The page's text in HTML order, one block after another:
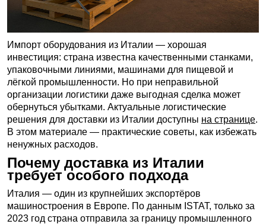
Импорт оборудования из Италии — хорошая
инвестиция: страна известна качественными станками,
упаковочными линиями, машинами для пищевой и
лёгкой промышленности. Но при неправильной
организации логистики даже выгодная сделка может
обернуться убытками. Актуальные логистические
решения для доставки из Италии доступны на странице.
В этом материале — практические советы, как избежать
ненужных расходов.
Почему доставка из Италии
требует особого подхода
Италия — один из крупнейших экспортёров
машиностроения в Европе. По данным ISTAT, только за
2023 год страна отправила за границу промышленного